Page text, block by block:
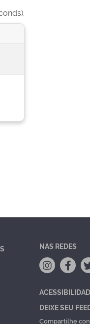
NAS REDES
DEIXE SEU
Compartilhe